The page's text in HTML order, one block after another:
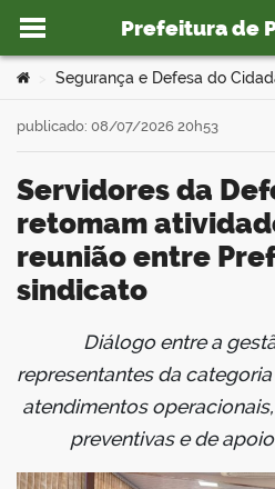
Ir para o conteúdo
Prefeitura de
portal
Você está aqui:
Segurança e Defesa do
Servidores da Defesa Civil
retomam
reunião entre
sindicato
publicado: 08/07/2026 20h53
Diálogo entre a
representantes da
atendimentos
preventivas e de